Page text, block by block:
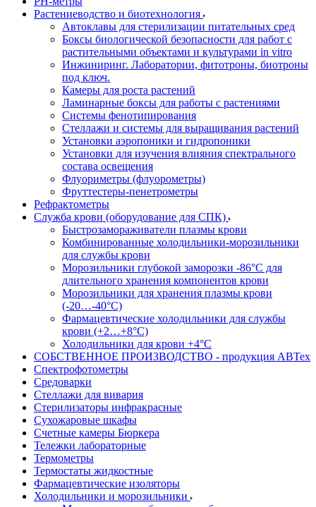
Растениеводство и биотехнология
Автоклавы для стерилизации питательных сред
Боксы биологической безопасности для работ с
растительными объектами и культурами in vitro
Инжиниринг. Лаборатории, фитотроны, биотроны
под ключ.
Камеры для роста растений
Ламинарные боксы для работы с растениями
Системы фенотипирования
Стеллажи и системы для выращивания растений
Установки аэропоники и гидропоники
Установки для изучения влияния спектрального
состава освещения
Флуориметры (флуорометры)
Фруттестеры-пенетрометры
Рефрактометры
Служба крови (оборудование для СПК)
Быстрозамораживатели плазмы крови
Комбинированные холодильники-морозильники
для службы крови
Морозильники глубокой заморозки -86°С для
длительного хранения компонентов крови
Морозильники для хранения плазмы крови
(-20…-40°С)
Фармацевтические холодильники для службы
крови (+2…+8°С)
Холодильники для крови +4°С
СОБСТВЕННОЕ ПРОИЗВОДСТВО - продукция АВТех
Спектрофотометры
Средоварки
Стеллажи для вивария
Стерилизаторы инфракрасные
Сухожаровые шкафы
Счетные камеры Бюркера
Тележки лабораторные
Термометры
Термостаты жидкостные
Фармацевтические изоляторы
Холодильники и морозильники